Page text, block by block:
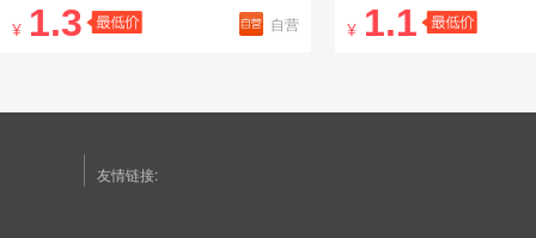
¥ 1.3 自营 ¥ 1.1
友情链接: